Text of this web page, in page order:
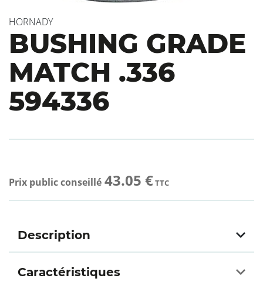
HORNADY
BUSHING GRADE
MATCH .336
594336
Prix public conseillé 43.05 €TTC
Description
Caractéristiques